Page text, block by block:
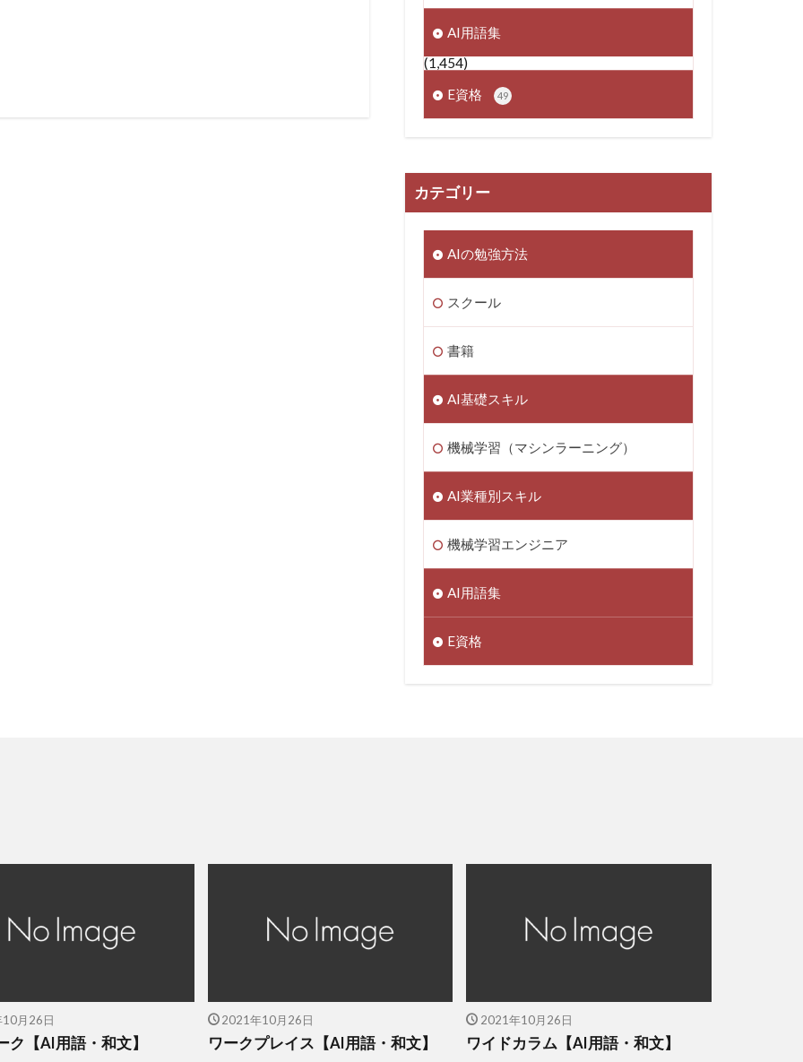
AI用語集
(1,454)
E資格
49
カテゴリー
AIの勉強方法
スクール
書籍
AI基礎スキル
機械学習（マシンラーニング）
AI業種別スキル
機械学習エンジニア
AI用語集
E資格
月26日
ク【AI用語・和文】
2021年10月26日
ワークプレイス【AI用語・和文】
2021年10月26日
ワイドカラム【AI用語・和文】